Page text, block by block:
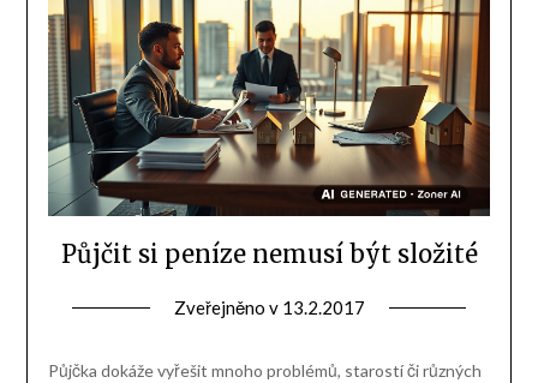
Půjčit si peníze nemusí být složité
Zveřejněno v 13.2.2017
Půjčka dokáže vyřešit mnoho problémů, starostí či různých